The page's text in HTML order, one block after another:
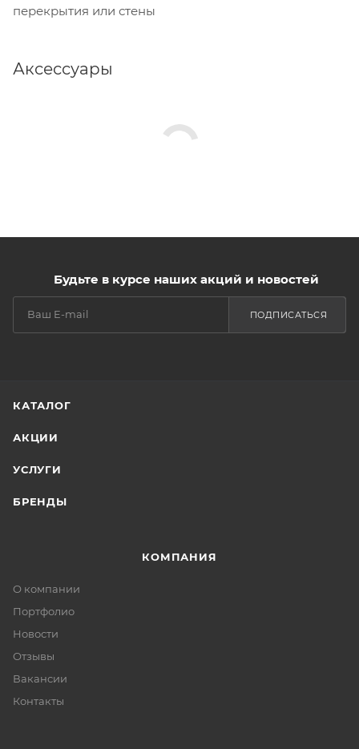
перекрытия или стены
Аксессуары
Будьте в курсе наших акций и новостей
ПОДПИСАТЬСЯ
КАТАЛОГ
АКЦИИ
УСЛУГИ
БРЕНДЫ
КОМПАНИЯ
О компании
Портфолио
Новости
Отзывы
Вакансии
Контакты